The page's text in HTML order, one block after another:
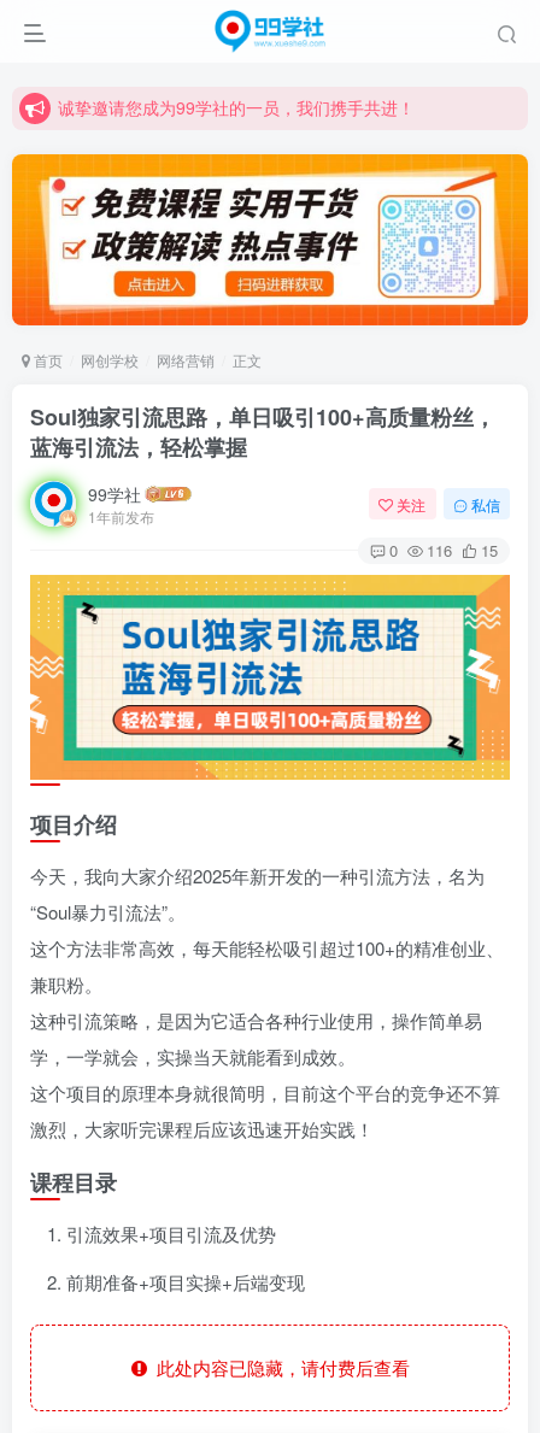
诚挚邀请您成为99学社的一员，我们携手共进！
诚挚邀请您成为99学社的一员，我们携手共进！
学习路上不孤独，99学社与你同行！分享全网优质VIP资源，炒股教程、创业教程、网络营销教程、自媒体短视频教程等，长期更新各大精品创业项目！
首页 网创学校 网络营销 正文
Soul独家引流思路，单日吸引100+高质量粉丝，
蓝海引流法，轻松掌握
99学社
1年前发布
关注 私信
0 116 15
项目介绍
今天，我向大家介绍2025年新开发的一种引流方法，名为
“Soul暴力引流法”。
这个方法非常高效，每天能轻松吸引超过100+的精准创业、
兼职粉。
这种引流策略，是因为它适合各种行业使用，操作简单易
学，一学就会，实操当天就能看到成效。
这个项目的原理本身就很简明，目前这个平台的竞争还不算
激烈，大家听完课程后应该迅速开始实践！
课程目录
引流效果+项目引流及优势
前期准备+项目实操+后端变现
此处内容已隐藏，请付费后查看